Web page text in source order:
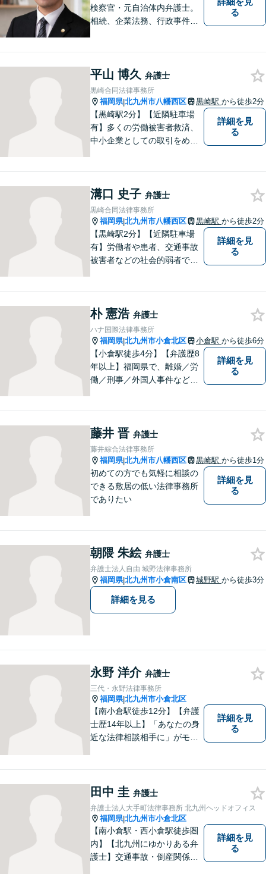
検察官・元自治体内弁護士。
相続、企業法務、行政事件、
る
平山 博久 弁護士
黒崎合同法律事務所
福岡県|北九州市八幡西区 黒崎駅 から徒歩2分
【黒崎駅2分】【近隣駐車場
有】多くの労働被害者救済、
中小企業としての取引をめぐ
イスを行うことができます。
どんなことでもお気軽にご相
談ください。
詳細を見
る
溝口 史子 弁護士
黒崎合同法律事務所
福岡県|北九州市八幡西区 黒崎駅 から徒歩2分
【黒崎駅2分】【近隣駐車場
有】労働者や患者、交通事故
被害者などの社会的弱者であ
依頼者の皆様にとってより良
い解決が得られるよう、尽力
します。お気軽にご相談くだ
さい。
詳細を見
る
朴 憲浩 弁護士
ハナ国際法律事務所
福岡県|北九州市小倉北区 小倉駅 から徒歩6分
【小倉駅徒歩4分】【弁護歴8
年以上】福岡県で、離婚／労
働／刑事／外国人事件などに
会話のキャッチボールを積み
重ねながら解決へと動いてま
いります。【韓国語対応可】
詳細を見
る
藤井 晋 弁護士
藤井綜合法律事務所
福岡県|北九州市八幡西区 黒崎駅 から徒歩1分
初めての方でも気軽に相談の
できる敷居の低い法律事務所
でありたい
詳細を見
る
朝隈 朱絵 弁護士
弁護士法人自由 城野法律事務所
福岡県|北九州市小倉南区 城野駅 から徒歩3分
詳細を見る
永野 洋介 弁護士
三代・永野法律事務所
福岡県|北九州市小倉北区
【南小倉駅徒歩12分】【弁護
士歴14年以上】「あなたの身
近な法律相談相手に」がモッ
える問題に注力しております
ので、お気軽にご相談くださ
いませ。【駐車場あり】
詳細を見
る
田中 圭 弁護士
弁護士法人大手町法律事務所 北九州ヘッドオフィス
福岡県|北九州市小倉北区
【南小倉駅・西小倉駅徒歩圏
内】【北九州にゆかりある弁
護士】交通事故・倒産関係・
詳細を見
る